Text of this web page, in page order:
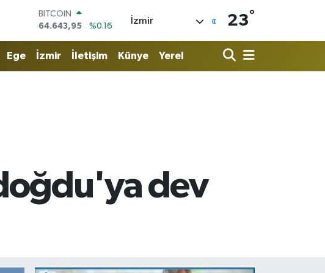
DOLAR
47,6704
%0
55,0406
%-0.08
İzmir 23°
Ege İzmir İletişim Künye Yerel
dev